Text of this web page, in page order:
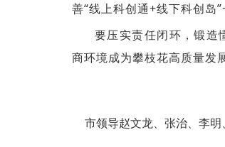
善“线上科创通+线下科创岛
要压实责任闭环，锻造
商环境成为攀枝花高质量发
市领导赵文龙、张治、李明